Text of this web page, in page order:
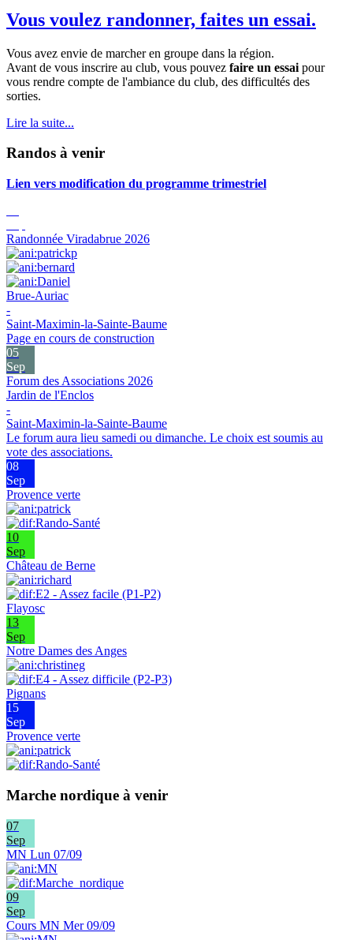
Vous voulez randonner, faites un essai.
Vous avez envie de marcher en groupe dans la région.
Avant de vous inscrire au club, vous pouvez faire un essai pour
vous rendre compte de l'ambiance du club, des difficultés des
sorties.
Lire la suite...
Randos à venir
Lien vers modification du programme trimestriel
Randonnée Viradabrue 2026
Brue-Auriac
-
Saint-Maximin-la-Sainte-Baume
Page en cours de construction
05
Sep
Forum des Associations 2026
Jardin de l'Enclos
-
Saint-Maximin-la-Sainte-Baume
Le forum aura lieu samedi ou dimanche. Le choix est soumis au
vote des associations.
08
Sep
Provence verte
10
Sep
Château de Berne
Flayosc
13
Sep
Notre Dames des Anges
Pignans
15
Sep
Provence verte
Marche nordique à venir
07
Sep
MN Lun 07/09
09
Sep
Cours MN Mer 09/09